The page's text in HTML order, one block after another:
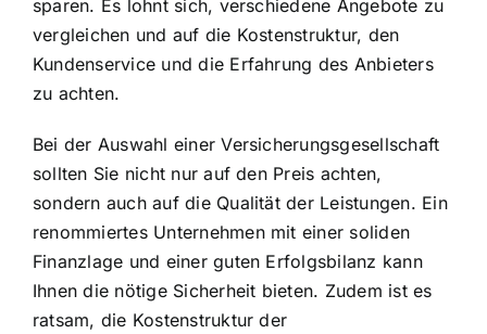
sparen. Es lohnt sich, verschiedene Angebote zu
vergleichen und auf die Kostenstruktur, den
Kundenservice und die Erfahrung des Anbieters
zu achten.
Bei der Auswahl einer Versicherungsgesellschaft
sollten Sie nicht nur auf den Preis achten,
sondern auch auf die Qualität der Leistungen. Ein
renommiertes Unternehmen mit einer soliden
Finanzlage und einer guten Erfolgsbilanz kann
Ihnen die nötige Sicherheit bieten. Zudem ist es
ratsam, die Kostenstruktur der